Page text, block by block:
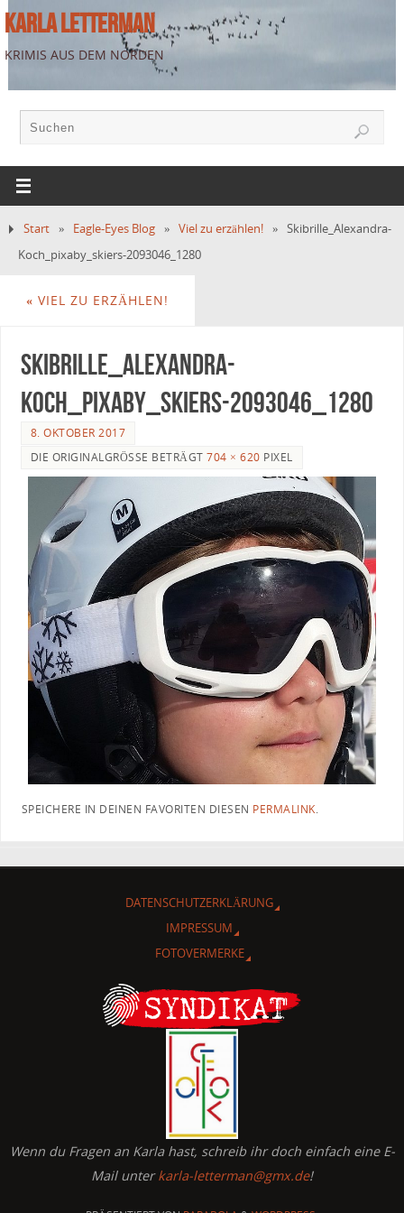
KARLA LETTERMAN
KRIMIS AUS DEM NORDEN
Start » Eagle-Eyes Blog » Viel zu erzählen! » Skibrille_Alexandra-
Koch_pixaby_skiers-2093046_1280
« VIEL ZU ERZÄHLEN!
Skibrille_Alexandra-
Koch_pixaby_skiers-2093046_1280
8. OKTOBER 2017
DIE ORIGINALGRÖSSE BETRÄGT 704 × 620 PIXEL
SPEICHERE IN DEINEN FAVORITEN DIESEN PERMALINK.
DATENSCHUTZERKLÄRUNG
IMPRESSUM
FOTOVERMERKE
Wenn du Fragen an Karla hast, schreib ihr doch einfach eine E-
Mail unterkarla-letterman@gmx.de!